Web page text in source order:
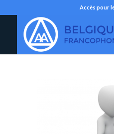
Accès pour